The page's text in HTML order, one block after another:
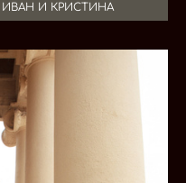
И КРИСТИНА